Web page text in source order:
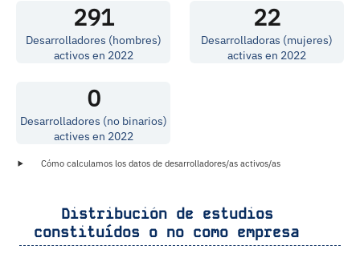
291
Desarrolladores (hombres)
activos en 2022
22
Desarrolladoras (mujeres)
activas en 2022
0
Desarrolladores (no binarios)
actives en 2022
Cómo calculamos los datos de desarrolladores/as activos/as
Distribución de estudios
constituídos o no como empresa